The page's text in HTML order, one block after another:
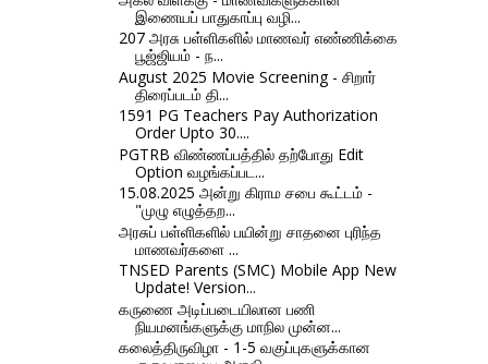
இணையப் பாதுகாப்பு வழி...
207 அரசு பள்ளிகளில் மாணவர் எண்ணிக்கை
பூஜ்ஜியம் - ந...
August 2025 Movie Screening - சிறார்
திரைப்படம் தி...
1591 PG Teachers Pay Authorization
Order Upto 30....
PGTRB விண்ணப்பத்தில் தற்போது Edit
Option வழங்கப்பட...
15.08.2025 அன்று கிராம சபை கூட்டம் -
"முழு எழுத்தற...
அரசுப் பள்ளிகளில் பயின்று சாதனை புரிந்த
மாணவர்களை ...
TNSED Parents (SMC) Mobile App New
Update! Version...
கருணை அடிப்படையிலான பணி
நியமனங்களுக்கு மாநில முன்ன...
கலைத்திருவிழா - 1-5 வகுப்புகளுக்கான